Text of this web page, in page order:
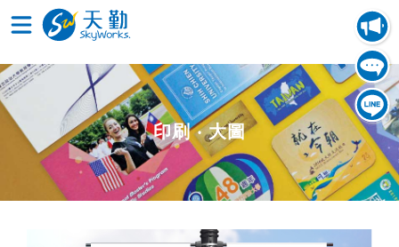
印刷 ‧ 大圖